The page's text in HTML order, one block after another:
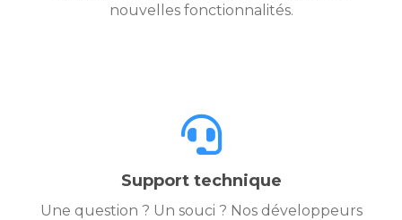
nouvelles fonctionnalités.
Support technique
Une question ? Un souci ? Nos développeurs